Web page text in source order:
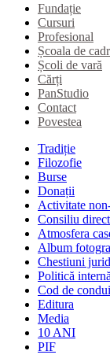
Fundație
Cursuri
Profesional
Școala de
Școli de vară
Cărți
PanStudio
Contact
Povestea
Tradiție
Filozofie
Burse
Donații
Activitate
Consiliu
Atmosfera
Album
Chestiuni
Politică
Cod de
Editura
Media
10 ANI
PIF